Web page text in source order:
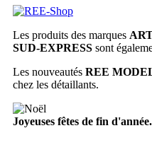
Les produits des marques
SUD-EXPRESS sont
Les nouveautés REE
chez les détaillants.
Joyeuses fêtes de fin d'année.